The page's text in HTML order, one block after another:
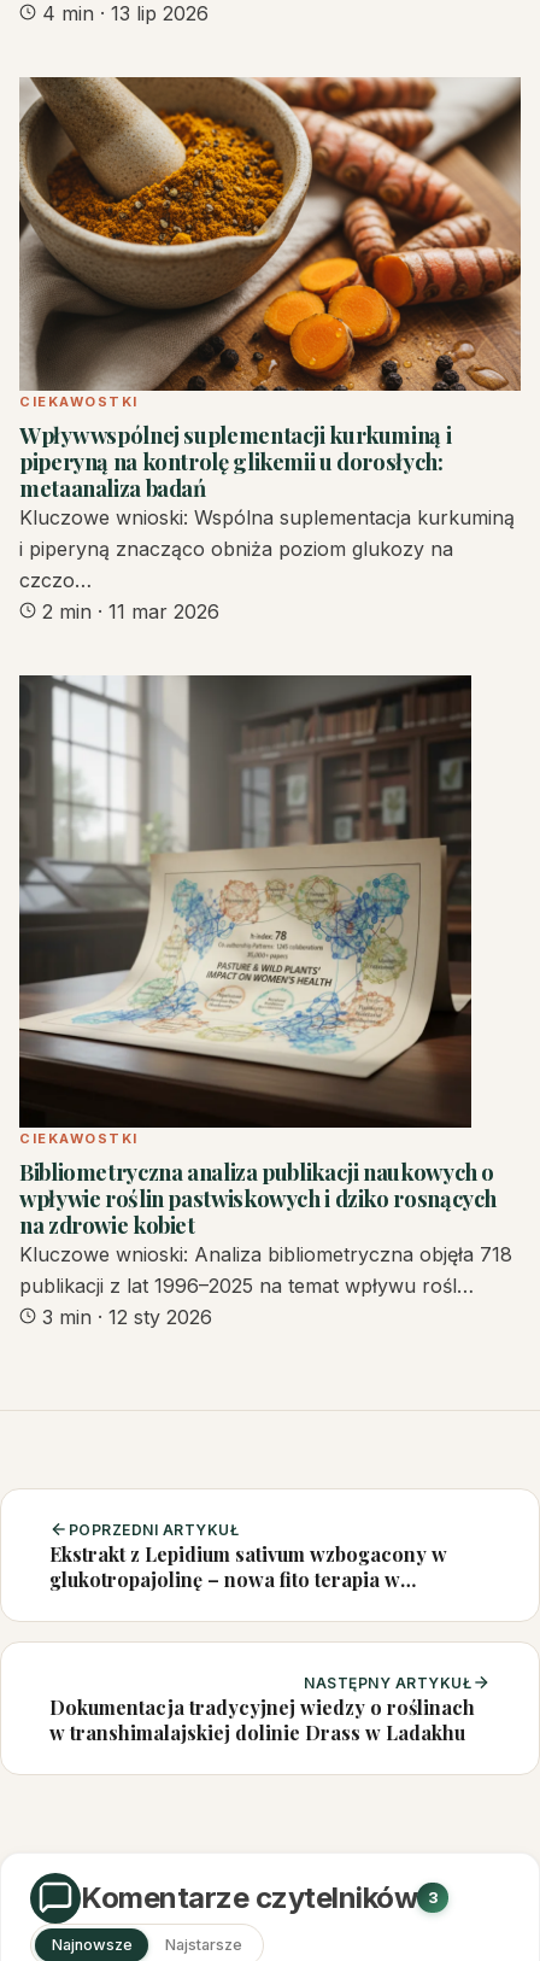
4 min · 13 lip 2026
CIEKAWOSTKI
Wpływ wspólnej suplementacji kurkuminą i
piperyną na kontrolę glikemii u dorosłych:
metaanaliza badań
Kluczowe wnioski: Wspólna suplementacja kurkuminą
i piperyną znacząco obniża poziom glukozy na
czczo…
2 min · 11 mar 2026
CIEKAWOSTKI
Bibliometryczna analiza publikacji naukowych o
wpływie roślin pastwiskowych i dziko rosnących
na zdrowie kobiet
Kluczowe wnioski: Analiza bibliometryczna objęła 718
publikacji z lat 1996–2025 na temat wpływu rośl…
3 min · 12 sty 2026
POPRZEDNI ARTYKUŁ
Ekstrakt z Lepidium sativum wzbogacony w
glukotropajolinę – nowa fito terapia w
NASTĘPNY ARTYKUŁ
Dokumentacja tradycyjnej wiedzy o roślinach
w transhimalajskiej dolinie Drass w Ladakhu
Komentarze czytelników 3
Najnowsze Najstarsze